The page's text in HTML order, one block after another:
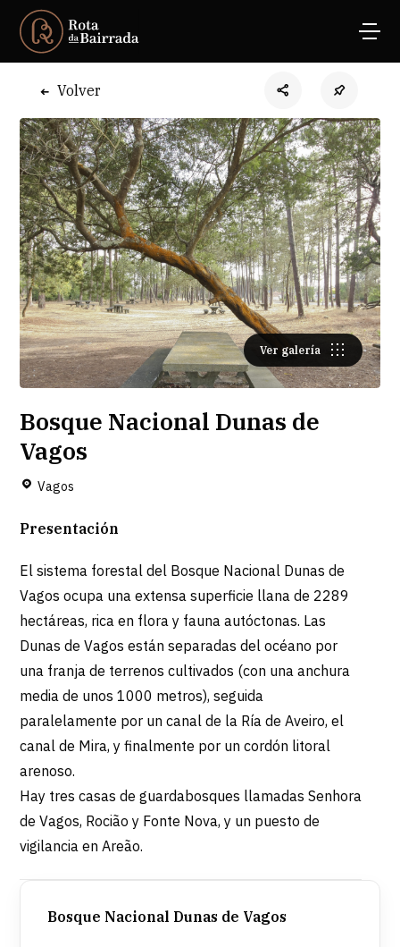
Volver
Ver galería
Bosque Nacional Dunas de
Vagos
Vagos
Presentación
El sistema forestal del Bosque Nacional Dunas de
Vagos ocupa una extensa superficie llana de 2289
hectáreas, rica en flora y fauna autóctonas. Las
Dunas de Vagos están separadas del océano por
una franja de terrenos cultivados (con una anchura
media de unos 1000 metros), seguida
paralelamente por un canal de la Ría de Aveiro, el
canal de Mira, y finalmente por un cordón litoral
arenoso.
Hay tres casas de guardabosques llamadas Senhora
de Vagos, Rocião y Fonte Nova, y un puesto de
vigilancia en Areão.
Bosque Nacional Dunas de Vagos